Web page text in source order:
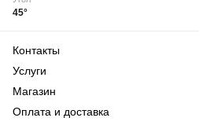
45°
Контакты
Услуги
Магазин
Оплата и доставка